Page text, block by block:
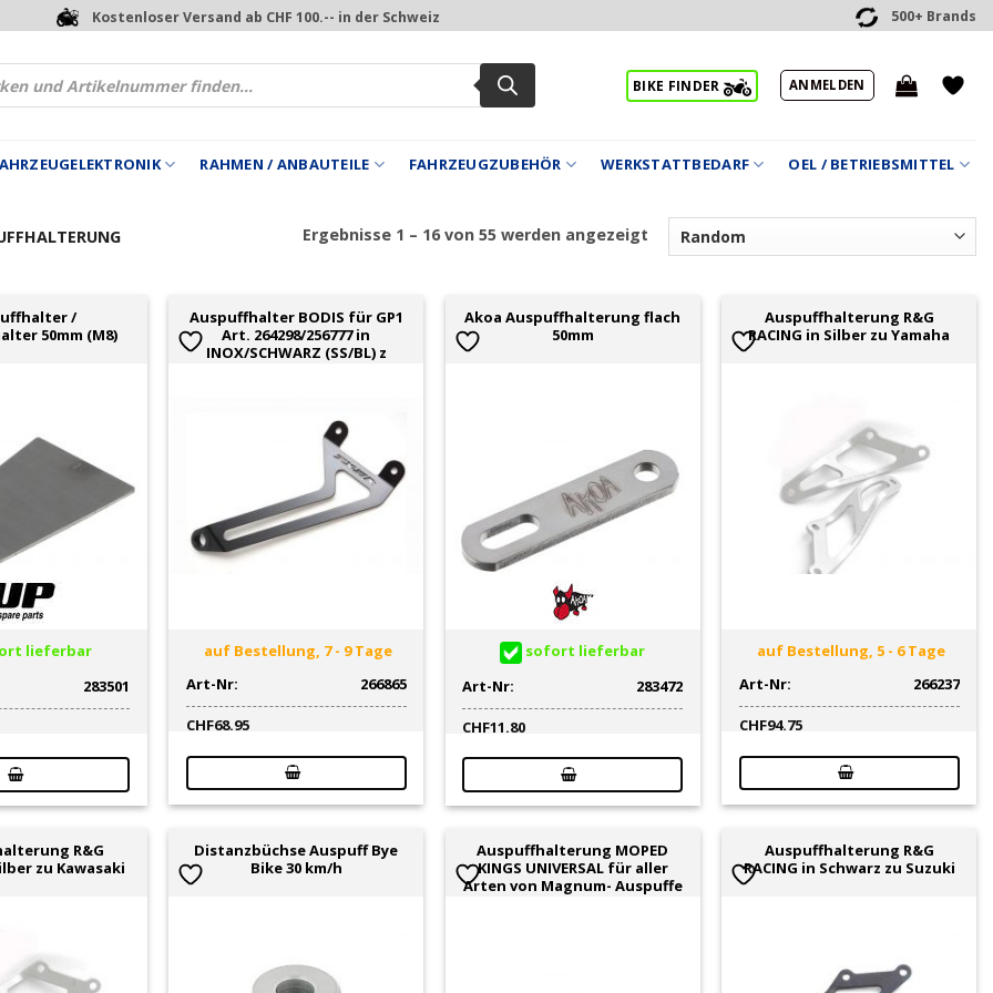
Kostenloser Versand ab CHF 100.-- in der Schweiz 500+ Brands
BIKE FINDER ANMELDEN
RAHMEN / ANBAUTEILE FAHRZEUGZUBEHÖR WERKSTATTBEDARF OEL / BETRIEBSMITTEL
Ergebnisse 1 – 16 von 55 werden angezeigt
/
50mm (M8)
lieferbar
283501
Auspuffhalter BODIS für GP1
Art. 264298/256777 in
INOX/SCHWARZ (SS/BL) z
auf Bestellung, 7 - 9 Tage
Art-Nr:
266865
CHF68.95
Akoa Auspuffhalterung flach
50mm
sofort lieferbar
Art-Nr:
283472
CHF11.80
Auspuffhalterung R&G
RACING in Silber zu Yamaha
auf Bestellung, 5 - 6 Tage
Art-Nr:
266237
CHF94.75
R&G
zu Kawasaki
Distanzbüchse Auspuff Bye
Bike 30 km/h
Auspuffhalterung MOPED
KINGS UNIVERSAL für aller
Arten von Magnum- Auspuffe
Auspuffhalterung R&G
RACING in Schwarz zu Suzuki